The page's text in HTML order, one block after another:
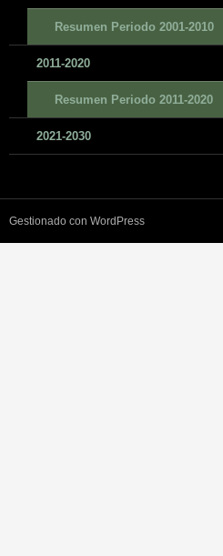
Resumen Periodo 2001-2010
2011-2020
Resumen Periodo 2011-2020
2021-2030
Gestionado con WordPress